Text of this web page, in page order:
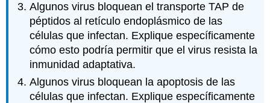
Algunos virus bloquean el transporte TAP de
péptidos al retículo endoplásmico de las
células que infectan. Explique específicamente
cómo esto podría permitir que el virus resista la
inmunidad adaptativa.
Algunos virus bloquean la apoptosis de las
células que infectan. Explique específicamente